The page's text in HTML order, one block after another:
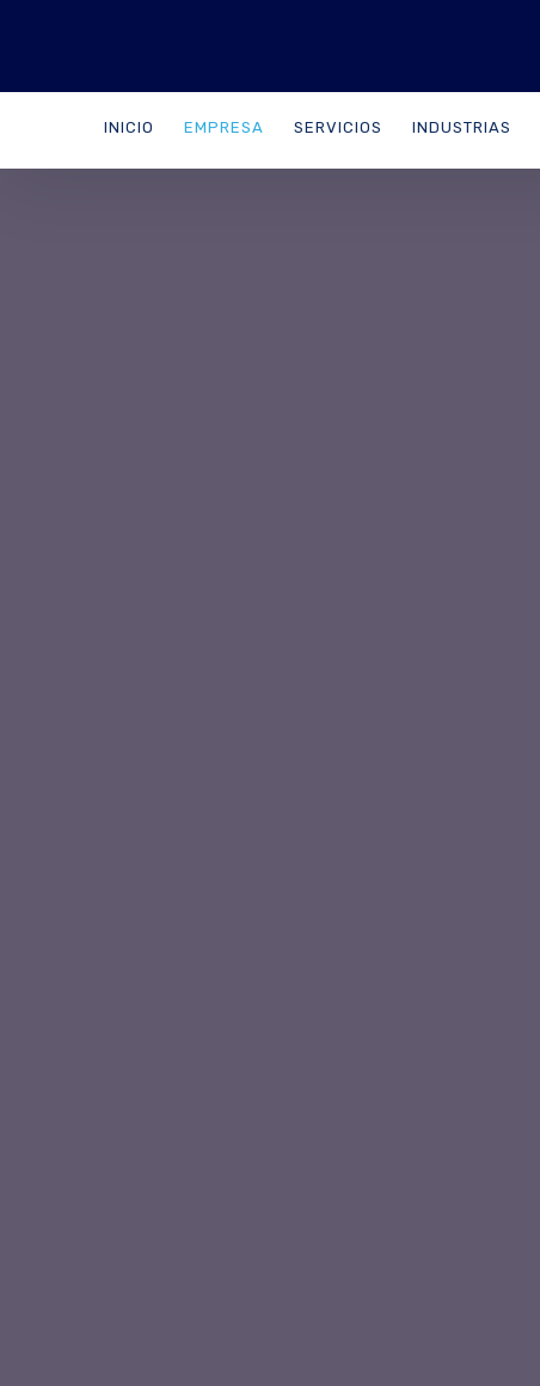
INICIO EMPRESA SERVICIOS INDUSTRIAS